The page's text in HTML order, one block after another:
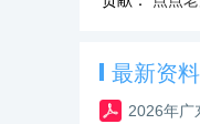
最新资料
2026年广